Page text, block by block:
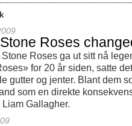
Roses
Stone Roses ga ut sitt nå
for 20 år siden, satte
gutter og jenter. Blant dem
som en direkte
Gallagher.